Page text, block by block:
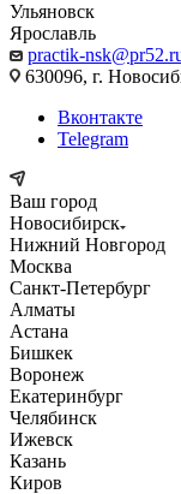
Ульяновск
Ярославль
practik-
630096, г.
Вконтакте
Telegram
Ваш город
Новосибирск
Нижний Новгород
Москва
Санкт-Петербург
Алматы
Астана
Бишкек
Воронеж
Екатеринбург
Челябинск
Ижевск
Казань
Киров